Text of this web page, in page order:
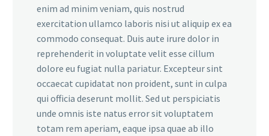
enim ad minim veniam, quis nostrud
exercitation ullamco laboris nisi ut aliquip ex ea
commodo consequat. Duis aute irure dolor in
reprehenderit in voluptate velit esse cillum
dolore eu fugiat nulla pariatur. Excepteur sint
occaecat cupidatat non proident, sunt in culpa
qui officia deserunt mollit. Sed ut perspiciatis
unde omnis iste natus error sit voluptatem
totam rem aperiam, eaque ipsa quae ab illo